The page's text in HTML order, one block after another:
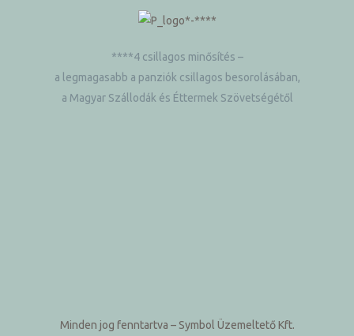
****4 csillagos minősítés –
a legmagasabb a panziók csillagos besorolásában,
a Magyar Szállodák és Éttermek Szövetségétől
Minden jog fenntartva – Symbol Üzemeltető Kft.